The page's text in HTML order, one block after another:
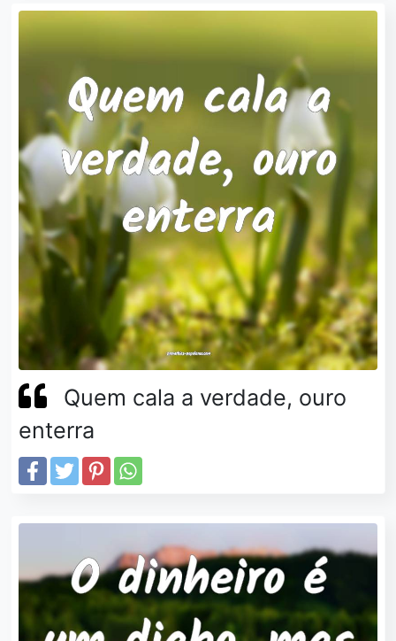
Quem cala a verdade, ouro
enterra